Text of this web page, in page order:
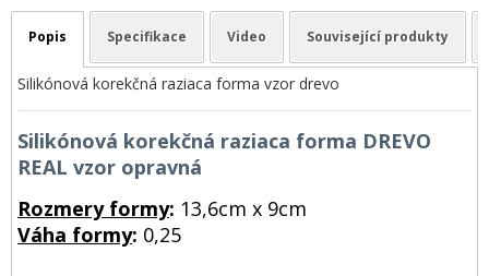
Popis Specifikace Video Související produkty
Silikónová korekčná raziaca forma vzor drevo
Silikónová korekčná raziaca forma DREVO
REAL vzor opravná
Rozmery formy: 13,6cm x 9cm
Váha formy: 0,25